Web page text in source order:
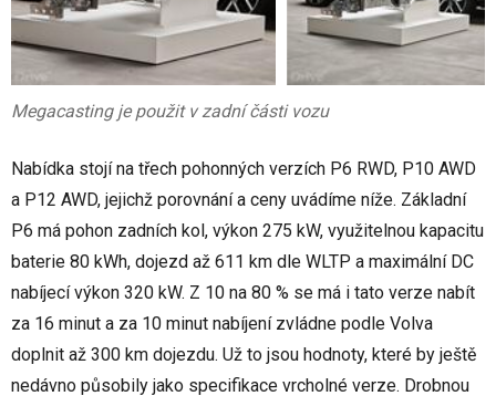
Megacasting je použit v zadní části vozu
Nabídka stojí na třech pohonných verzích P6 RWD, P10 AWD
a P12 AWD, jejichž porovnání a ceny uvádíme níže. Základní
P6 má pohon zadních kol, výkon 275 kW, využitelnou kapacitu
baterie 80 kWh, dojezd až 611 km dle WLTP a maximální DC
nabíjecí výkon 320 kW. Z 10 na 80 % se má i tato verze nabít
za 16 minut a za 10 minut nabíjení zvládne podle Volva
doplnit až 300 km dojezdu. Už to jsou hodnoty, které by ještě
nedávno působily jako specifikace vrcholné verze. Drobnou